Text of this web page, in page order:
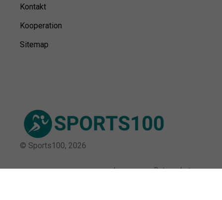
Kontakt
Kooperation
Sitemap
© Sports100, 2026
Impressum Datenschutz